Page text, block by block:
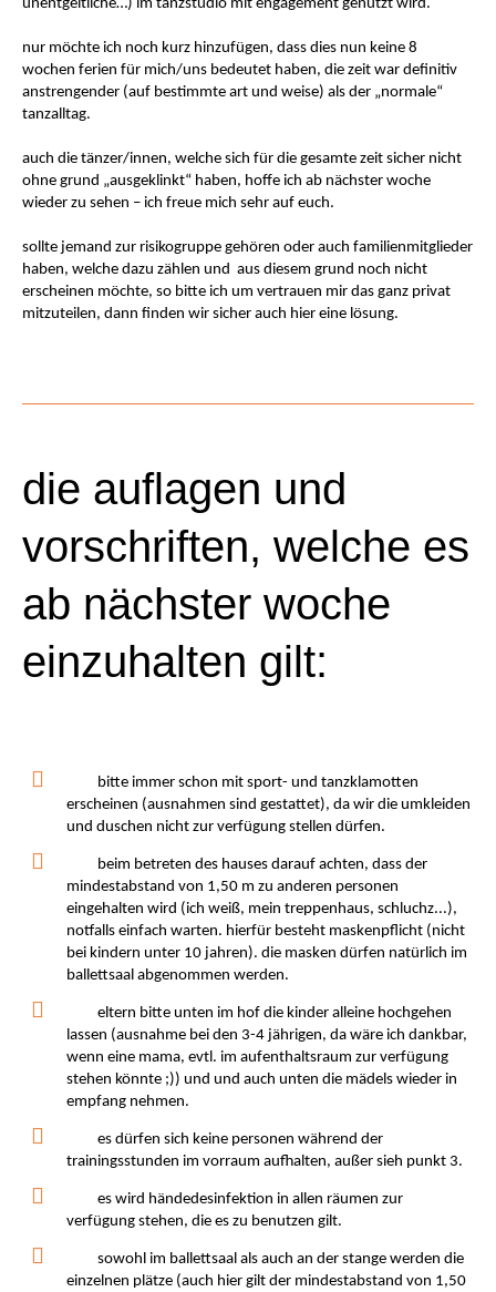
unentgeltliche…) im tanzstudio mit engagement genutzt wird.
nur möchte ich noch kurz hinzufügen, dass dies nun keine 8
wochen ferien für mich/uns bedeutet haben, die zeit war definitiv
anstrengender (auf bestimmte art und weise) als der „normale“
tanzalltag.
auch die tänzer/innen, welche sich für die gesamte zeit sicher nicht
ohne grund „ausgeklinkt“ haben, hoffe ich ab nächster woche
wieder zu sehen – ich freue mich sehr auf euch.
sollte jemand zur risikogruppe gehören oder auch familienmitglieder
haben, welche dazu zählen und aus diesem grund noch nicht
erscheinen möchte, so bitte ich um vertrauen mir das ganz privat
mitzuteilen, dann finden wir sicher auch hier eine lösung.
die auflagen und
vorschriften, welche es
ab nächster woche
einzuhalten gilt:
bitte immer schon mit sport- und tanzklamotten
erscheinen (ausnahmen sind gestattet), da wir die umkleiden
und duschen nicht zur verfügung stellen dürfen.
beim betreten des hauses darauf achten, dass der
mindestabstand von 1,50 m zu anderen personen
eingehalten wird (ich weiß, mein treppenhaus, schluchz...),
notfalls einfach warten. hierfür besteht maskenpflicht (nicht
bei kindern unter 10 jahren). die masken dürfen natürlich im
ballettsaal abgenommen werden.
eltern bitte unten im hof die kinder alleine hochgehen
lassen (ausnahme bei den 3-4 jährigen, da wäre ich dankbar,
wenn eine mama, evtl. im aufenthaltsraum zur verfügung
stehen könnte ;)) und und auch unten die mädels wieder in
empfang nehmen.
es dürfen sich keine personen während der
trainingsstunden im vorraum aufhalten, außer sieh punkt 3.
es wird händedesinfektion in allen räumen zur
verfügung stehen, die es zu benutzen gilt.
sowohl im ballettsaal als auch an der stange werden die
einzelnen plätze (auch hier gilt der mindestabstand von 1,50